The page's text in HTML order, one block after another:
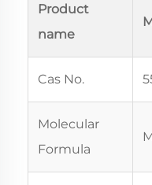
Product
name
Cas No.
Molecular
Formula